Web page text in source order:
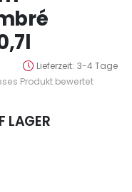
Lieferzeit 3-4 Tage
Produkt bewertet
LAGER